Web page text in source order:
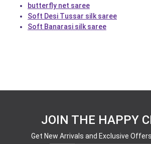
butterfly net saree
Soft Desi Tussar silk saree
Soft Banarasi silk saree
JOIN THE HAPPY
Get New Arrivals and Exclusive